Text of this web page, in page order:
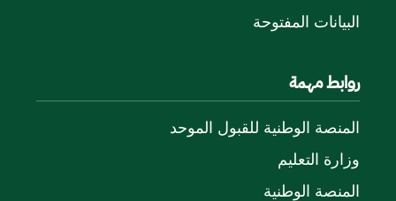
البيانات المفتوحة
روابط مهمة
المنصة الوطنية للقبول الموحد
وزارة التعليم
المنصة الوطنية